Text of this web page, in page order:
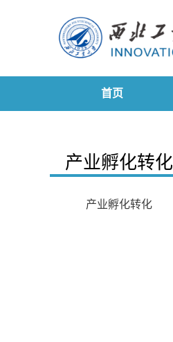
首页
产业孵化转化
产业孵化转化